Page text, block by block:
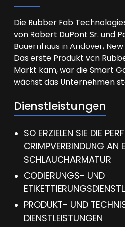
Die Rubber Fab
von Robert DuPont Sr. und
Bauernhaus in Andover,
Das erste Produkt von
Markt kam, war die Smart
wächst das Unternehmen
Dienstleistungen
SO ERZIELEN SIE DIE
CRIMPVERBINDUNG AN
SCHLAUCHARMATUR
CODIERUNGS- UND
PRODUKT- UND
DIENSTLEISTUNGEN